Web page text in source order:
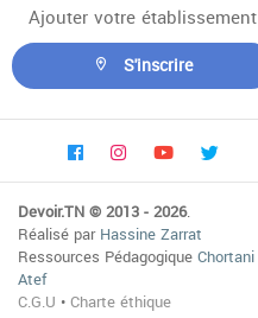
Ajouter votre établissement
S'inscrire
Devoir.TN © 2013 - 2026.
Réalisé parHassine Zarrat
Ressources PédagogiqueChortani
Atef
C.G.U •Charte éthique